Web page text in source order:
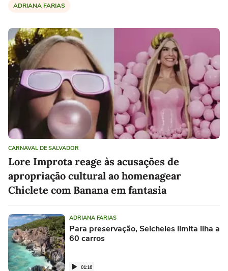
ADRIANA FARIAS
CARNAVAL DE SALVADOR
Lore Improta reage às acusações de
apropriação cultural ao homenagear
Chiclete com Banana em fantasia
ADRIANA FARIAS
Para preservação, Seicheles limita ilha a
60 carros
01:16